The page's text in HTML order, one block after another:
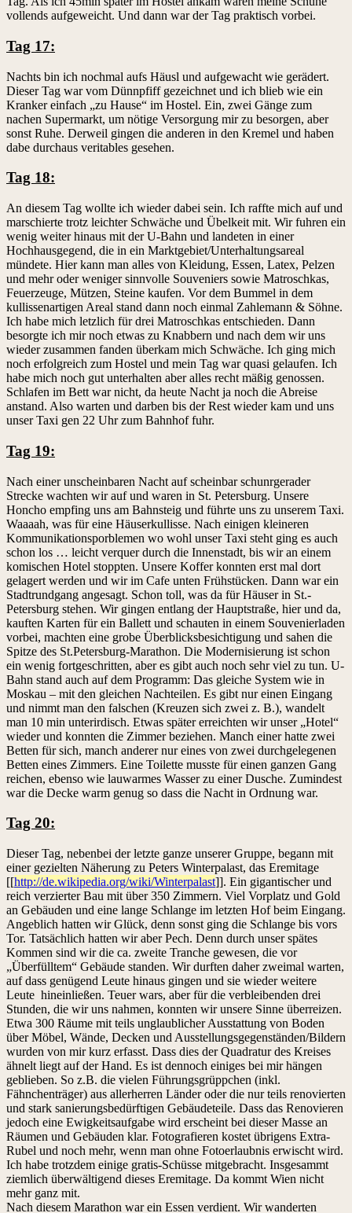
vollends aufgeweicht. Und dann war der Tag praktisch vorbei.
Tag 17:
Nachts bin ich nochmal aufs Häusl und aufgewacht wie gerädert.
Dieser Tag war vom Dünnpfiff gezeichnet und ich blieb wie ein
Kranker einfach „zu Hause“ im Hostel. Ein, zwei Gänge zum
nachen Supermarkt, um nötige Versorgung mir zu besorgen, aber
sonst Ruhe. Derweil gingen die anderen in den Kremel und haben
dabe durchaus veritables gesehen.
Tag 18:
An diesem Tag wollte ich wieder dabei sein. Ich raffte mich auf und
marschierte trotz leichter Schwäche und Übelkeit mit. Wir fuhren ein
wenig weiter hinaus mit der U-Bahn und landeten in einer
Hochhausgegend, die in ein Marktgebiet/Unterhaltungsareal
mündete. Hier kann man alles von Kleidung, Essen, Latex, Pelzen
und mehr oder weniger sinnvolle Souveniers sowie Matroschkas,
Feuerzeuge, Mützen, Steine kaufen. Vor dem Bummel in dem
kullissenartigen Areal stand dann noch einmal Zahlemann & Söhne.
Ich habe mich letzlich für drei Matroschkas entschieden. Dann
besorgte ich mir noch etwas zu Knabbern und nach dem wir uns
wieder zusammen fanden überkam mich Schwäche. Ich ging mich
noch erfolgreich zum Hostel und mein Tag war quasi gelaufen. Ich
habe mich noch gut unterhalten aber alles recht mäßig genossen.
Schlafen im Bett war nicht, da heute Nacht ja noch die Abreise
anstand. Also warten und darben bis der Rest wieder kam und uns
unser Taxi gen 22 Uhr zum Bahnhof fuhr.
Tag 19:
Nach einer unscheinbaren Nacht auf scheinbar schunrgerader
Strecke wachten wir auf und waren in St. Petersburg. Unsere
Honcho empfing uns am Bahnsteig und führte uns zu unserem Taxi.
Waaaah, was für eine Häuserkullisse. Nach einigen kleineren
Kommunikationsporblemen wo wohl unser Taxi steht ging es auch
schon los … leicht verquer durch die Innenstadt, bis wir an einem
komischen Hotel stoppten. Unsere Koffer konnten erst mal dort
gelagert werden und wir im Cafe unten Frühstücken. Dann war ein
Stadtrundgang angesagt. Schon toll, was da für Häuser in St.-
Petersburg stehen. Wir gingen entlang der Hauptstraße, hier und da,
kauften Karten für ein Ballett und schauten in einem Souvenierladen
vorbei, machten eine grobe Überblicksbesichtigung und sahen die
Spitze des St.Petersburg-Marathon. Die Modernisierung ist schon
ein wenig fortgeschritten, aber es gibt auch noch sehr viel zu tun. U-
Bahn stand auch auf dem Programm: Das gleiche System wie in
Moskau – mit den gleichen Nachteilen. Es gibt nur einen Eingang
und nimmt man den falschen (Kreuzen sich zwei z. B.), wandelt
man 10 min unterirdisch. Etwas später erreichten wir unser „Hotel“
wieder und konnten die Zimmer beziehen. Manch einer hatte zwei
Betten für sich, manch anderer nur eines von zwei durchgelegenen
Betten eines Zimmers. Eine Toilette musste für einen ganzen Gang
reichen, ebenso wie lauwarmes Wasser zu einer Dusche. Zumindest
war die Decke warm genug so dass die Nacht in Ordnung war.
Tag 20:
Dieser Tag, nebenbei der letzte ganze unserer Gruppe, begann mit
einer gezielten Näherung zu Peters Winterpalast, das Eremitage
[[http://de.wikipedia.org/wiki/Winterpalast]]. Ein gigantischer und
reich verzierter Bau mit über 350 Zimmern. Viel Vorplatz und Gold
an Gebäuden und eine lange Schlange im letzten Hof beim Eingang.
Angeblich hatten wir Glück, denn sonst ging die Schlange bis vors
Tor. Tatsächlich hatten wir aber Pech. Denn durch unser spätes
Kommen sind wir die ca. zweite Tranche gewesen, die vor
„Überfülltem“ Gebäude standen. Wir durften daher zweimal warten,
auf dass genügend Leute hinaus gingen und sie wieder weitere
Leute hineinließen. Teuer wars, aber für die verbleibenden drei
Stunden, die wir uns nahmen, konnten wir unsere Sinne überreizen.
Etwa 300 Räume mit teils unglaublicher Ausstattung von Boden
über Möbel, Wände, Decken und Ausstellungsgegenständen/Bildern
wurden von mir kurz erfasst. Dass dies der Quadratur des Kreises
ähnelt liegt auf der Hand. Es ist dennoch einiges bei mir hängen
geblieben. So z.B. die vielen Führungsgrüppchen (inkl.
Fähnchenträger) aus allerherren Länder oder die nur teils renovierten
und stark sanierungsbedürftigen Gebäudeteile. Dass das Renovieren
jedoch eine Ewigkeitsaufgabe wird erscheint bei dieser Masse an
Räumen und Gebäuden klar. Fotografieren kostet übrigens Extra-
Rubel und noch mehr, wenn man ohne Fotoerlaubnis erwischt wird.
Ich habe trotzdem einige gratis-Schüsse mitgebracht. Insgesammt
ziemlich überwältigend dieses Eremitage. Da kommt Wien nicht
mehr ganz mit.
Nach diesem Marathon war ein Essen verdient. Wir wanderten